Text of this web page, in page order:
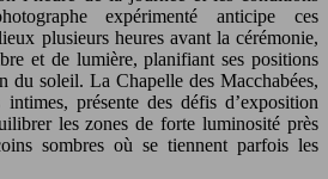
expérimenté anticipe ces
plusieurs heures avant la cérémonie,
et de lumière, planifiant ses positions
du soleil. La Chapelle des Macchabées,
présente des défis d’exposition
les zones de forte luminosité près
sombres où se tiennent parfois les